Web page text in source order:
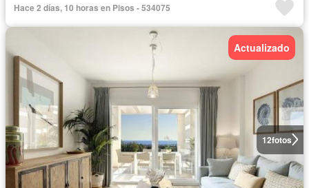
Hace 2 días, 10 horas en Pisos - 534075
12fotos
Actualizado